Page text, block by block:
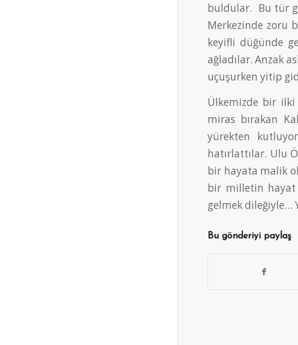
buldular. Bu tür
Merkezinde zoru
keyifli düğünde
ağladılar. Anzak
uçuşurken yitip
Ülkemizde bir ilki
miras bırakan
yürekten
hatırlattılar. Ulu
bir hayata malik
bir milletin hayat
gelmek dileğiyle…
Bu gönderiyi paylaş